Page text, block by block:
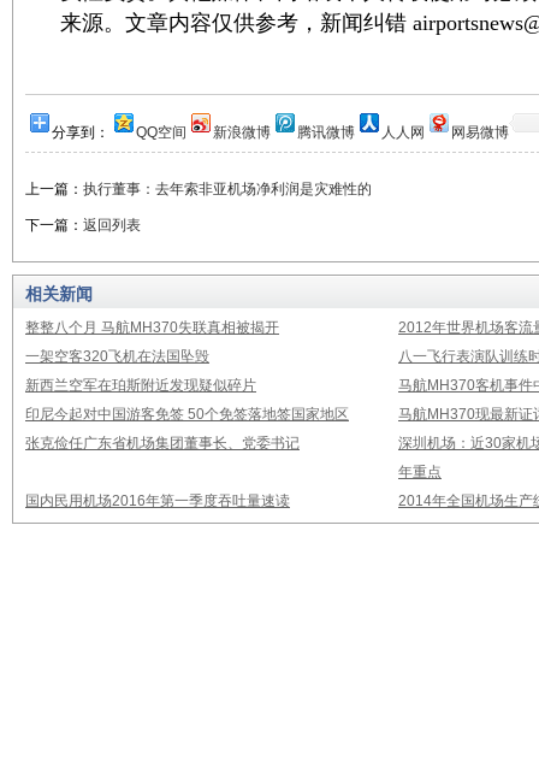
来源。文章内容仅供参考，新闻纠错
分享到： QQ空间 新浪微博 腾讯微博 人人网 网易微博
上一篇： 执行董事：去年索非亚机场净利润是灾难性的
下一篇： 返回列表
相关新闻
整整八个月 马航MH370失联真相被揭开
2012年世界机场客流
一架空客320飞机在法国坠毁
八一飞行表演队训练
新西兰空军在珀斯附近发现疑似碎片
马航MH370客机事件
印尼今起对中国游客免签 50个免签落地签国家地区
马航MH370现最新证
张克俭任广东省机场集团董事长、党委书记
深圳机场：近30家机
年重点
国内民用机场2016年第一季度吞吐量速读
2014年全国机场生产